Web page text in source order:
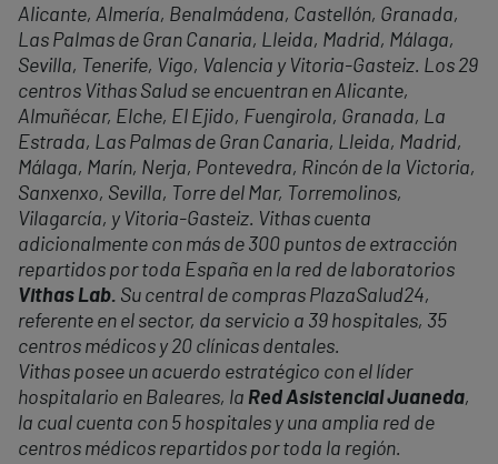
Alicante, Almería, Benalmádena, Castellón, Granada,
Las Palmas de Gran Canaria, Lleida, Madrid, Málaga,
Sevilla, Tenerife, Vigo, Valencia y Vitoria-Gasteiz. Los 29
centros Vithas Salud se encuentran en Alicante,
Almuñécar, Elche, El Ejido, Fuengirola, Granada, La
Estrada, Las Palmas de Gran Canaria, Lleida, Madrid,
Málaga, Marín, Nerja, Pontevedra, Rincón de la Victoria,
Sanxenxo, Sevilla, Torre del Mar, Torremolinos,
Vilagarcía, y Vitoria-Gasteiz. Vithas cuenta
adicionalmente con más de 300 puntos de extracción
repartidos por toda España en la red de laboratorios
Vithas Lab. Su central de compras PlazaSalud24,
referente en el sector, da servicio a 39 hospitales, 35
centros médicos y 20 clínicas dentales.
Vithas posee un acuerdo estratégico con el líder
hospitalario en Baleares, la Red Asistencial Juaneda,
la cual cuenta con 5 hospitales y una amplia red de
centros médicos repartidos por toda la región.